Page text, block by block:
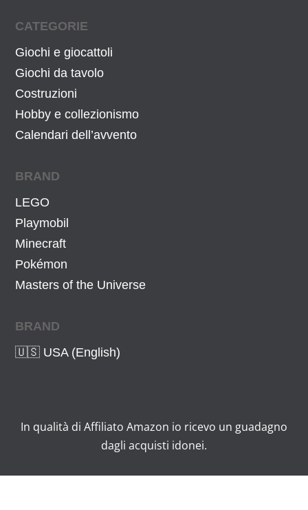
CATEGORIE
Giochi e giocattoli
Giochi da tavolo
Costruzioni
Hobby e collezionismo
Calendari dell’avvento
BRAND
LEGO
Playmobil
Minecraft
Pokémon
Masters of the Universe
BRAND
🇺🇸 USA (English)
In qualità di Affiliato Amazon io ricevo un guadagno
dagli acquisti idonei.